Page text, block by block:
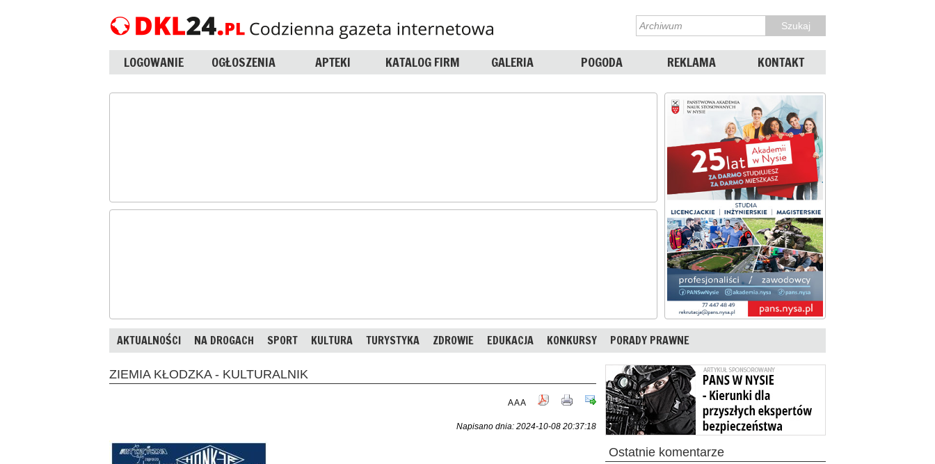
LOGOWANIE OGŁOSZENIA APTEKI KATALOG FIRM GALERIA POGODA REKLAMA KONTAKT
AKTUALNOŚCI NA DROGACH SPORT KULTURA TURYSTYKA ZDROWIE EDUKACJA KONKURSY PORADY PRAWNE
ZIEMIA KŁODZKA - KULTURALNIK
AAA
Napisano dnia: 2024-10-08 20:37:18
ostatnie komentarze